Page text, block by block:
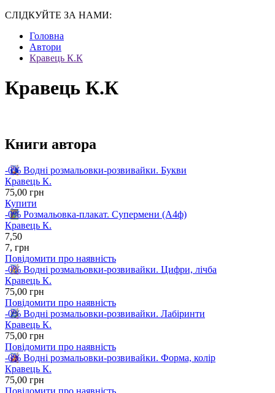
СЛІДКУЙТЕ ЗА НАМИ:
Головна
Автори
Кравець К.К
Кравець К.К
Книги автора
-0% Водні розмальовки-розвивайки. Букви
Кравець К.
75,00 грн
Купити
-0% Розмальовка-плакат. Супермени (А4ф)
Кравець К.
7,50
7, грн
Повідомити про наявність
-0% Водні розмальовки-розвивайки. Цифри, лічба
Кравець К.
75,00 грн
Повідомити про наявність
-0% Водні розмальовки-розвивайки. Лабіринти
Кравець К.
75,00 грн
Повідомити про наявність
-0% Водні розмальовки-розвивайки. Форма, колір
Кравець К.
75,00 грн
Повідомити про наявність